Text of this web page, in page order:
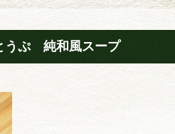
うぷ 純和風スープ